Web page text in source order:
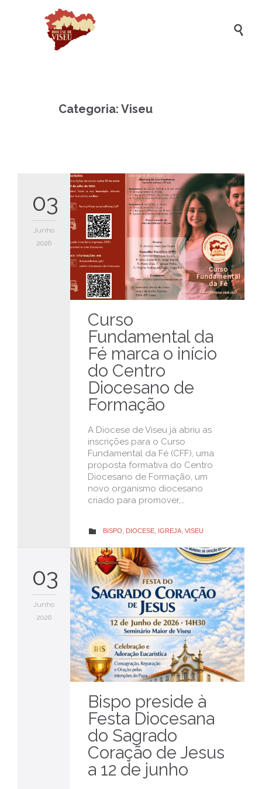

Categoria: Viseu
03
Junho
2026
Curso
Fundamental da
Fé marca o início
do Centro
Diocesano de
Formação
A Diocese de Viseu já abriu as
inscrições para o Curso
Fundamental da Fé (CFF), uma
proposta formativa do Centro
Diocesano de Formação, um
novo organismo diocesano
criado para promover,…
 CATEGORY
BISPO DIOCESE IGREJA VISEU
03
Junho
2026
Bispo preside à
Festa Diocesana
do Sagrado
Coração de Jesus
a 12 de junho